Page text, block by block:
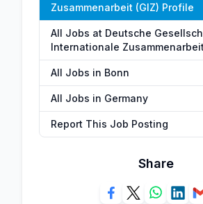
Zusammenarbeit (GIZ) Profile
All Jobs at Deutsche
Internationale
All Jobs in Bonn
All Jobs in Germany
Report This Job Posting
Share